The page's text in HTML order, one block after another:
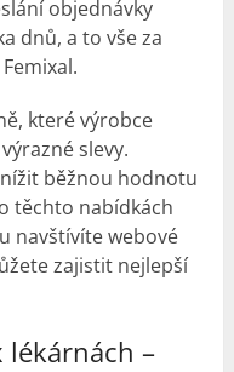
objednávky
dnů, a to vše za
které výrobce
slevy.
běžnou hodnotu
těchto nabídkách
navštívíte webové
zajistit nejlepší
lékárnách –